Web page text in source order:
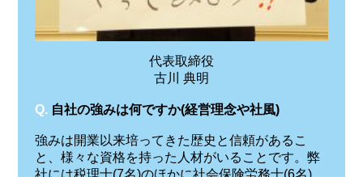
代表取締役
古川 典明
Q. 自社の強みは何ですか(経営理念や社風)
強みは開業以来培ってきた歴史と信頼があるこ
と、様々な資格を持った人材がいることです。弊